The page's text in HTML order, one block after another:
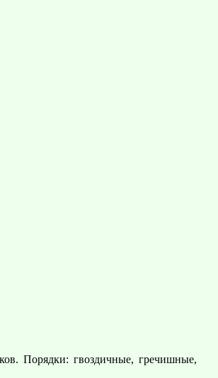
Порядки: гвоздичные, гречишные,